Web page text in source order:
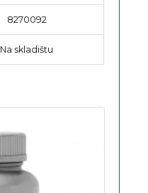
8270092
Na skladištu